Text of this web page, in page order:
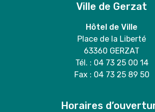
Ville de Gerzat
Hôtel de Ville
Place de la Liberté
63360 GERZAT
Tél. : 04 73 25 00 14
Fax : 04 73 25 89 50
Horaires